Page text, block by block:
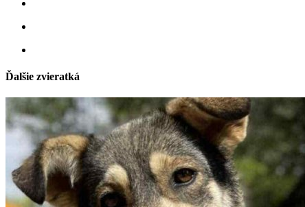
Ďalšie zvieratká